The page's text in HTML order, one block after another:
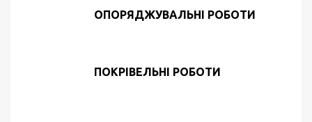
ОПОРЯДЖУВАЛЬНІ РОБОТИ
ПОКРІВЕЛЬНІ РОБОТИ